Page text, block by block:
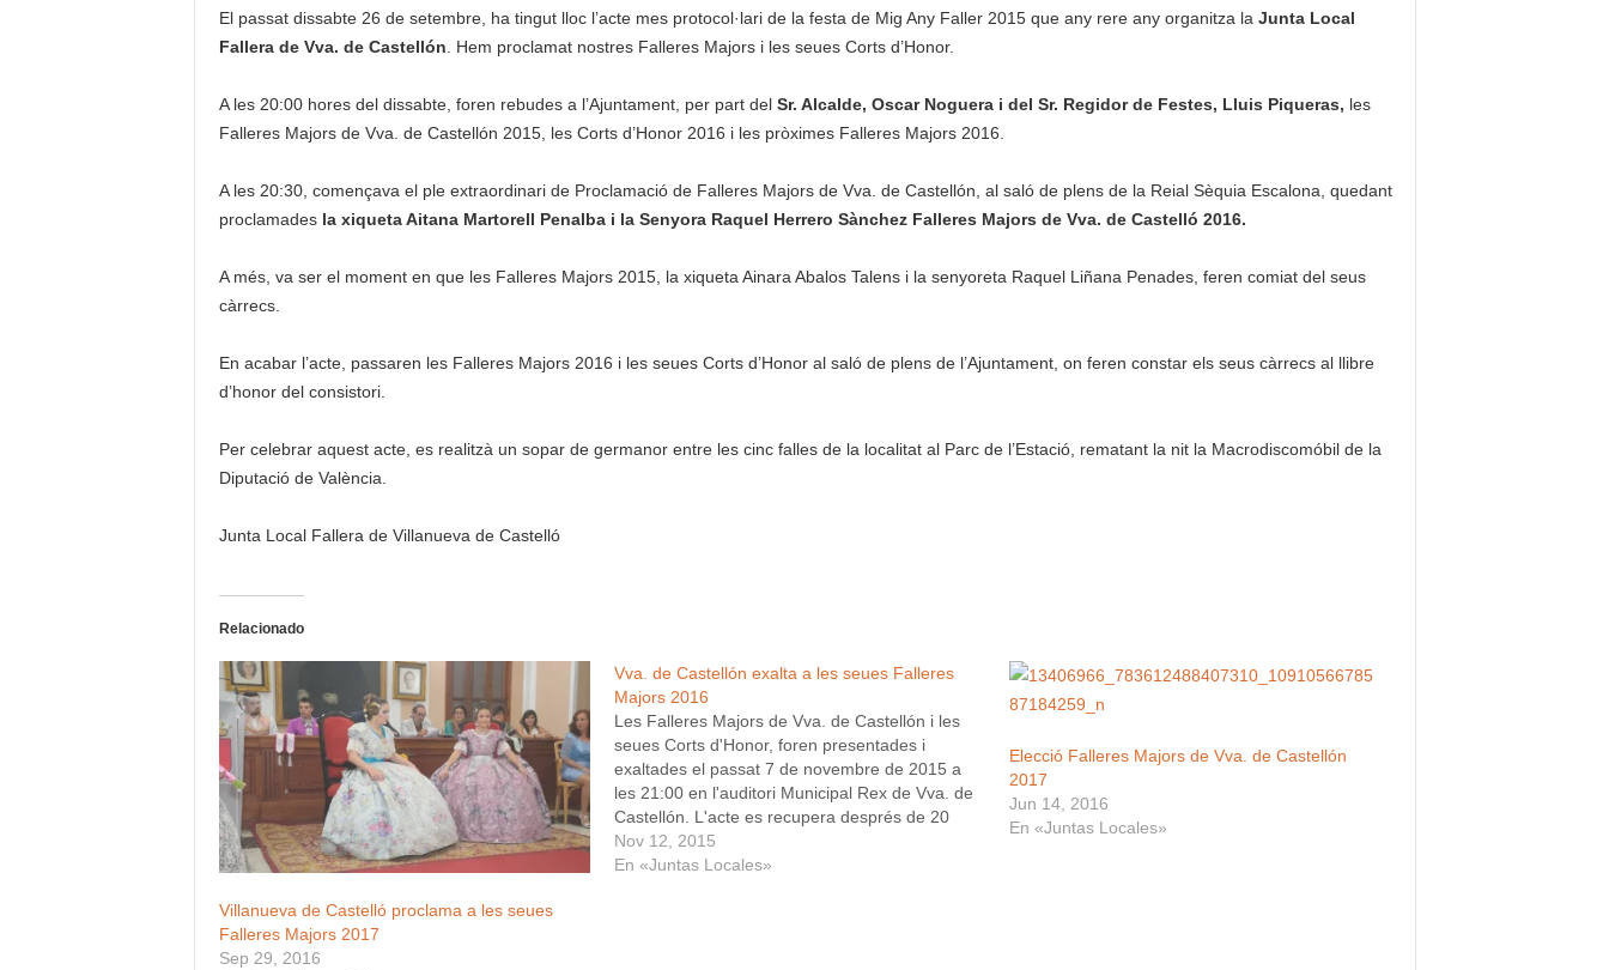
El passat dissabte 26 de setembre, ha tingut lloc l’acte mes protocol·lari de la festa de Mig Any Faller 2015 que any rere any organitza la Junta Local
Fallera de Vva. de Castellón . Hem proclamat nostres Falleres Majors i les seues Corts d’Honor.
A les 20:00 hores del dissabte, foren rebudes a l’Ajuntament, per part delSr. Alcalde, Oscar Noguera i del Sr. Regidor de Festes, Lluis Piqueras, les
Falleres Majors de Vva. de Castellón 2015, les Corts d’Honor 2016 i les pròximes Falleres Majors 2016.
A les 20:30, començava el ple extraordinari de Proclamació de Falleres Majors de Vva. de Castellón, al saló de plens de la Reial Sèquia Escalona, quedant
proclamades la xiqueta Aitana Martorell Penalba i la Senyora Raquel Herrero Sànchez Falleres Majors de Vva. de Castelló 2016.
A més, va ser el moment en que les Falleres Majors 2015, la xiqueta Ainara Abalos Talens i la senyoreta Raquel Liñana Penades, feren comiat del seus
càrrecs.
En acabar l’acte, passaren les Falleres Majors 2016 i les seues Corts d’Honor al saló de plens de l’Ajuntament, on feren constar els seus càrrecs al llibre
d’honor del consistori.
Per celebrar aquest acte, es realitzà un sopar de germanor entre les cinc falles de la localitat al Parc de l’Estació, rematant la nit la Macrodiscomóbil de la
Diputació de València.
Junta Local Fallera de Villanueva de Castelló
Relacionado
Villanueva de Castelló proclama a les seues
Falleres Majors 2017
Sep 29, 2016
Vva. de Castellón exalta a les seues Falleres
Majors 2016
Les Falleres Majors de Vva. de Castellón i les
seues Corts d'Honor, foren presentades i
exaltades el passat 7 de novembre de 2015 a
les 21:00 en l'auditori Municipal Rex de Vva. de
Castellón. L'acte es recupera després de 20
anys sense pertanyer aquest a l'agenda d'actes
locals. Forma part del…
Nov 12, 2015
En «Juntas Locales»
Elecció Falleres Majors de Vva. de Castellón
2017
Jun 14, 2016
En «Juntas Locales»